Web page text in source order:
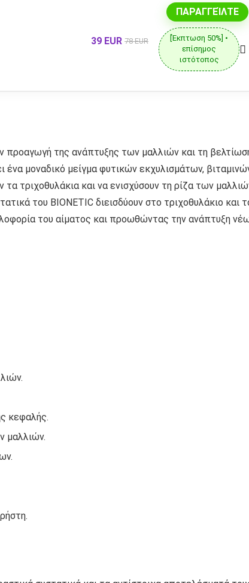
39 EUR 78 EUR
ΠΑΡΑΓΓΕΊΛΤΕ
[Έκπτωση 50%] •
επίσημος
ιστότοπος
προαγωγή της ανάπτυξης των μαλλιών και τη
μοναδικό μείγμα φυτικών εκχυλισμάτων,
τριχοθυλάκια και να ενισχύσουν τη ρίζα των
του BIONETIC διεισδύουν στο τριχοθυλάκιο και
του αίματος και προωθώντας την ανάπτυξη
κεφαλής.
μαλλιών.